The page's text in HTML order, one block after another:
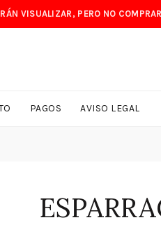
VISUALIZAR, PERO NO
PAGOS AVISO LEGAL